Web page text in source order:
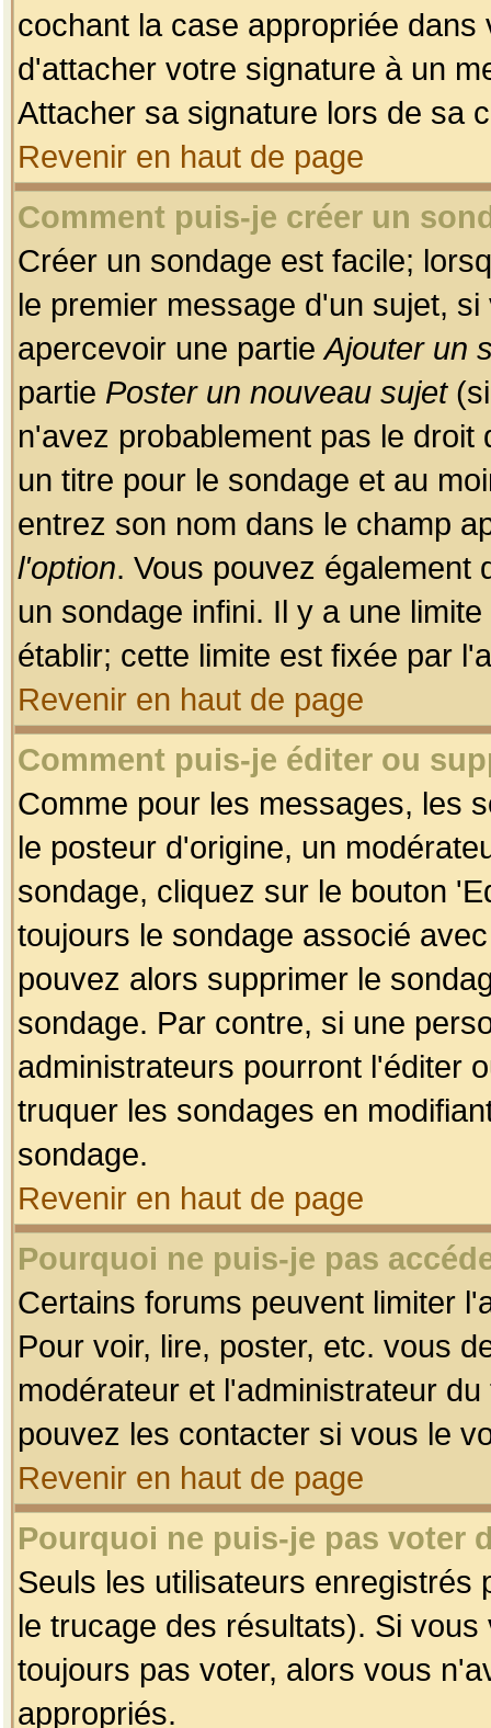
cochant la case appropriée
d'attacher votre signature à un
Attacher sa signature lors de sa
Revenir en haut de page
Comment puis-je créer un
Créer un sondage est facile;
le premier message d'un sujet,
apercevoir une partieAjouter un
partie Poster un nouveau sujet(si
n'avez probablement pas le
un titre pour le sondage et au
entrez son nom dans le champ
l'option. Vous pouvez également
un sondage infini. Il y a une
établir; cette limite est fixée par
Revenir en haut de page
Comment puis-je éditer ou
Comme pour les messages, les
le posteur d'origine, un
sondage, cliquez sur le bouton
toujours le sondage associé
pouvez alors supprimer le
sondage. Par contre, si une
administrateurs pourront l'éditer
truquer les sondages en
sondage.
Revenir en haut de page
Pourquoi ne puis-je pas
Certains forums peuvent limiter
Pour voir, lire, poster, etc. vous
modérateur et l'administrateur
pouvez les contacter si vous le
Revenir en haut de page
Pourquoi ne puis-je pas voter
Seuls les utilisateurs enregistrés
le trucage des résultats). Si
toujours pas voter, alors vous
appropriés.